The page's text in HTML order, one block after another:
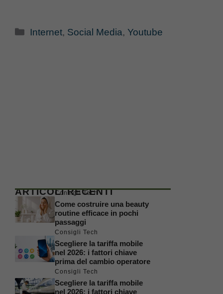
Categorie
Internet, Social Media,Youtube
ARTICOLI RECENTI
Consigli Tech
Come costruire una beauty
routine efficace in pochi
passaggi
Consigli Tech
Scegliere la tariffa mobile
nel 2026: i fattori chiave
prima del cambio operatore
Consigli Tech
Scegliere la tariffa mobile
nel 2026: i fattori chiave